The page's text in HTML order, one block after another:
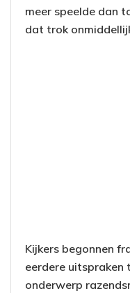
meer speelde dan
dat trok
Kijkers begonnen
eerdere uitspraken
onderwerp